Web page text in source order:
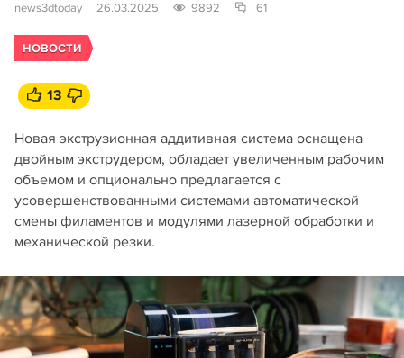
news3dtoday 26.03.2025 9892 61
НОВОСТИ
13
Новая экструзионная аддитивная система оснащена
двойным экструдером, обладает увеличенным рабочим
объемом и опционально предлагается с
усовершенствованными системами автоматической
смены филаментов и модулями лазерной обработки и
механической резки.